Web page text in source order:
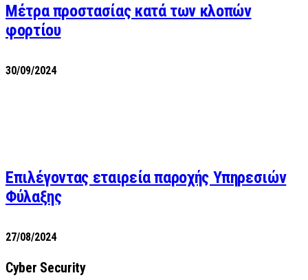
Μέτρα προστασίας κατά των κλοπών
φορτίου
30/09/2024
Επιλέγοντας εταιρεία παροχής Υπηρεσιών
Φύλαξης
27/08/2024
Cyber Security